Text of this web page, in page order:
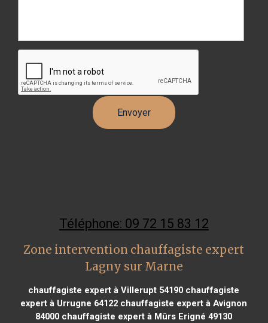
Téléphone: 09 72 15 83 12
Zone intervention chauffagiste expert
Lagny sur Marne
chauffagiste expert à Villerupt 54190 chauffagiste
expert à Urrugne 64122 chauffagiste expert à Avignon
84000 chauffagiste expert à Mûrs Erigné 49130